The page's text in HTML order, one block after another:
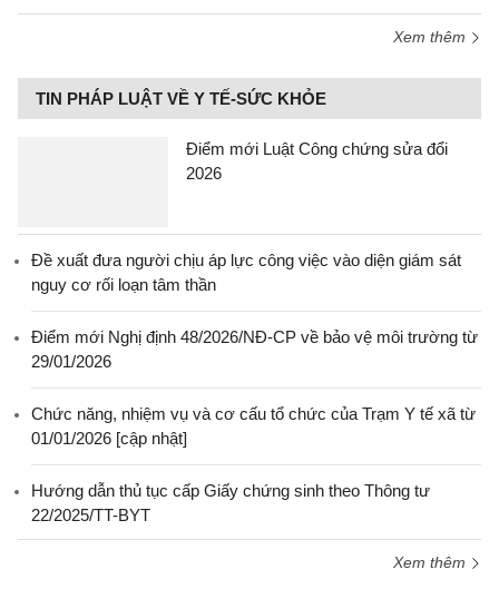
Xem thêm
TIN PHÁP LUẬT VỀ Y TẾ-SỨC KHỎE
Điểm mới Luật Công chứng sửa đổi
2026
Đề xuất đưa người chịu áp lực công việc vào diện giám sát
nguy cơ rối loạn tâm thần
Điểm mới Nghị định 48/2026/NĐ-CP về bảo vệ môi trường từ
29/01/2026
Chức năng, nhiệm vụ và cơ cấu tổ chức của Trạm Y tế xã từ
01/01/2026 [cập nhật]
Hướng dẫn thủ tục cấp Giấy chứng sinh theo Thông tư
22/2025/TT-BYT
Xem thêm